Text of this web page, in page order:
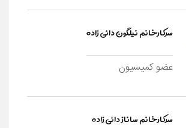
سرکارخانم نیلگون دائی زاده
عضو کمیسیون
سرکارخانم ساناز دائی زاده